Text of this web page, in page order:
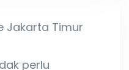
perlu